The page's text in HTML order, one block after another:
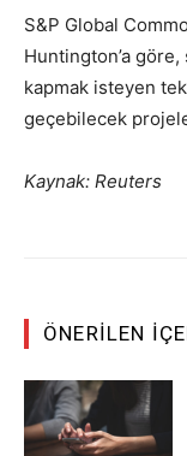
S&P Global
Huntington’a
kapmak isteyen
geçebilecek
Kaynak: Reuters
ÖNERILEN